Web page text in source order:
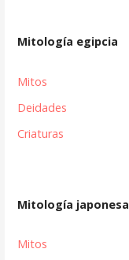
Mitología egipcia
Mitos
Deidades
Criaturas
Mitología japonesa
Mitos